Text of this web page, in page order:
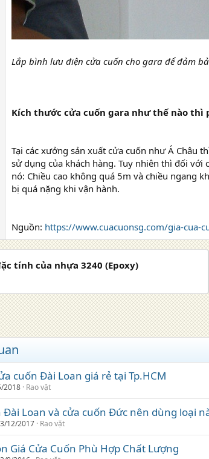
Lắp bình lưu điện cửa cuốn cho gara để đảm
Kích thước cửa cuốn gara như thế nào thì
Tại các xưởng sản xuất cửa cuốn như Á Châu
sử dụng của khách hàng. Tuy nhiên thì đối
nó: Chiều cao không quá 5m và chiều ngang
bị quá nặng khi vận hành.
Nguồn: https://www.cuacuonsg.com/gia-cua-
tính của nhựa 3240 (Epoxy)
cuốn Đài Loan giá rẻ tại Tp.HCM
2018 Rao vặt
Đài Loan và cửa cuốn Đức nên dùng loại
12/2017 Rao vặt
Giá Cửa Cuốn Phù Hợp Chất Lượng